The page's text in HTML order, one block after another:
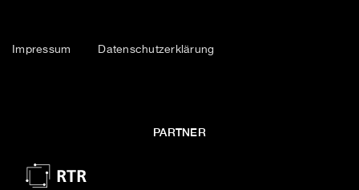
Impressum Datenschutzerklärung
PARTNER